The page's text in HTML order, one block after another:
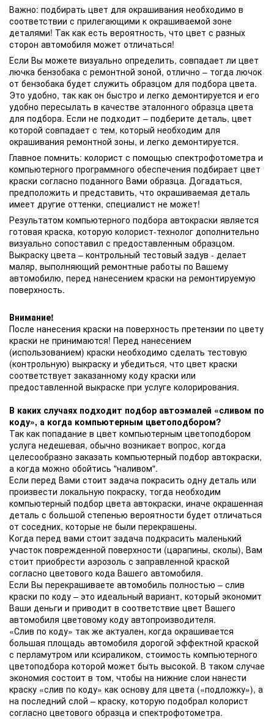
Важно: подбирать цвет для окрашивания необходимо в
соответствии с прилегающими к окрашиваемой зоне
деталями! Так как есть вероятность, что цвет с разных
сторон автомобиля может отличаться!
Если Вы можете визуально определить, совпадает ли цвет
лючка бензобака с ремонтной зоной, отлично – тогда лючок
от бензобака будет служить образцом для подбора цвета.
Это удобно, так как он быстро и легко демонтируется и его
удобно пересылать в качестве эталонного образца цвета
для подбора. Если не подходит – подберите деталь, цвет
которой совпадает с тем, который необходим для
окрашивания ремонтной зоны, и легко демонтируется.
Главное помнить: колорист с помощью спектрофотометра и
компьютерного программного обеспечения подбирает цвет
краски согласно поданного Вами образца. Догадаться,
предположить и представить, что окрашиваемая деталь
имеет другие оттенки, специалист не может!
Результатом компьютерного подбора автокраски является
готовая краска, которую колорист-технолог дополнительно
визуально сопоставил с предоставленным образцом.
Выкраску цвета – контрольный тестовый задув - делает
маляр, выполняющий ремонтные работы по Вашему
автомобилю, перед нанесением краски на ремонтируемую
поверхность.
Внимание!
После нанесения краски на поверхность претензии по цвету
краски не принимаются! Перед нанесением
(использованием) краски необходимо сделать тестовую
(контрольную) выкраску и убедиться, что цвет краски
соответствует заказанному коду краски или
предоставленной выкраске при услуге колорирования.
В каких случаях подходит подбор автоэмалей «сливом по
коду», а когда компьютерным цветоподбором?
Так как попадание в цвет компьютерным цветоподбором
услуга недешевая, обычно возникает вопрос, когда
целесообразно заказать компьютерный подбор автокраски,
а когда можно обойтись "наливом".
Если перед Вами стоит задача покрасить одну деталь или
произвести локальную покраску, тогда необходим
компьютерный подбор цвета автокраски, иначе окрашенная
деталь с большой степенью вероятности будет отличаться
от соседних, которые не были перекрашены.
Когда перед вами стоит задача подкрасить маленький
участок поврежденной поверхности (царапины, сколы), Вам
стоит приобрести аэрозоль с заправленной краской
согласно цветового кода Вашего автомобиля.
Если Вы перекрашиваете автомобиль полностью – слив
краски по коду – это идеальный вариант, который экономит
Ваши деньги и приводит в соответствие цвет Вашего
автомобиля цветовому коду автопроизводителя.
«Слив по коду» так же актуален, когда окрашивается
большая площадь автомобиля дорогой эффектной краской
с перламутром или ксираликом, стоимость компьютерного
цветоподбора которой может быть высокой. В таком случае
экономия состоит в том, чтобы на нижние слои нанести
краску «слив по коду» как основу для цвета («подложку»), а
на последний слой – краску, которую подобрал колорист
согласно цветового образца и спектрофотометра.